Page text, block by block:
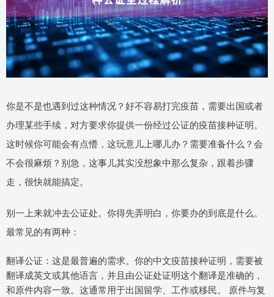
你是不是也遇到过这种情况？好不容易打完疫苗，需要出国或者
办理某些手续，对方要求你提供一份经过公证的疫苗接种证明。
这时候你可能会有点懵，这玩意儿上哪儿办？需要准备什么？会
不会很麻烦？别急，这事儿其实没想象中那么复杂，跟着步骤
走，很快就能搞定。
别一上来就冲去公证处。你得先弄明白，你要办的到底是什么。
最常见的有两种：
翻译公证：这是最普遍的需求。你的中文疫苗接种证明，需要被
翻译成英文或其他语言，并且由公证处证明这个翻译是准确的，
和原件内容一致。这通常用于出国留学、工作或移民。 原件与复